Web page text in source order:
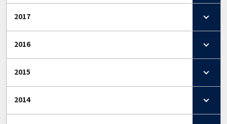
2017
2016
2015
2014